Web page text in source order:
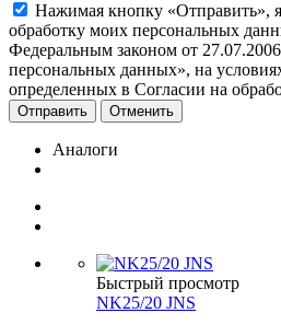
Нажимая кнопку «Отправить»,
обработку моих персональных
Федеральным законом от
персональных данных», на
определенных в Согласии на
Отменить
Аналоги
Быстрый просмотр
NK25/20 JNS